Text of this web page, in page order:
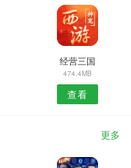
经营三国
474.4MB
查看
更多